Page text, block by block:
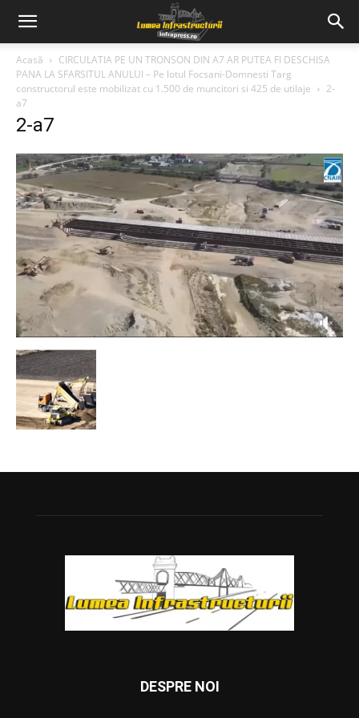
Acasă
CIRCULATIA PE UN TRONSON DIN A7 AR PUTEA FI DESCHISA
PANA LA SFARSITUL ANULUI – Pe lotul Focsani-Domnesti Targ
constructorul este mobilizat cu 1.500 de muncitori si 425 de utilaje
2-
a7
2-a7
DESPRE NOI